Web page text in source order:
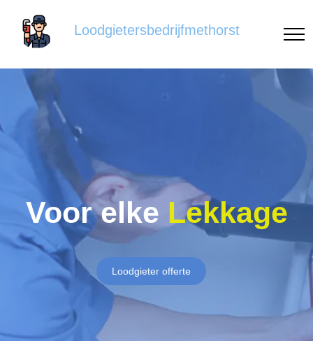
Loodgietersbedrijfmethorst
Voor elke Lekkage
Loodgieter offerte